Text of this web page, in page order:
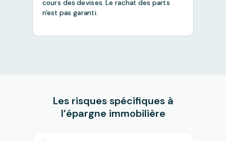
Les risques spécifiques à
l’épargne immobilière
cours des devises. Le rachat des parts
n'est pas garanti.